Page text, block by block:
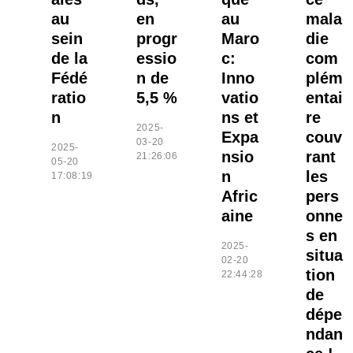
au
sein
de la
Fédé
ratio
n
2025-
05-20
17:08:19
en
progr
essio
n de
5,5 %
2025-
03-20
21:26:06
au
Maro
c:
Inno
vatio
ns et
Expa
nsio
n
Afric
aine
2025-
02-20
22:44:28
mala
die
com
plém
entai
re
couv
rant
les
pers
onne
s en
situa
tion
de
dépe
ndan